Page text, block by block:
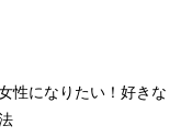
性になりたい！好きな